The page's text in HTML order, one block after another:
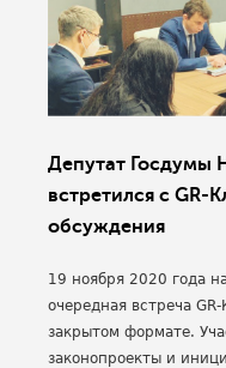
Депутат Госдумы
встретился с GR-
обсуждения
19 ноября 2020 года
очередная встреча
закрытом формате.
законопроекты и